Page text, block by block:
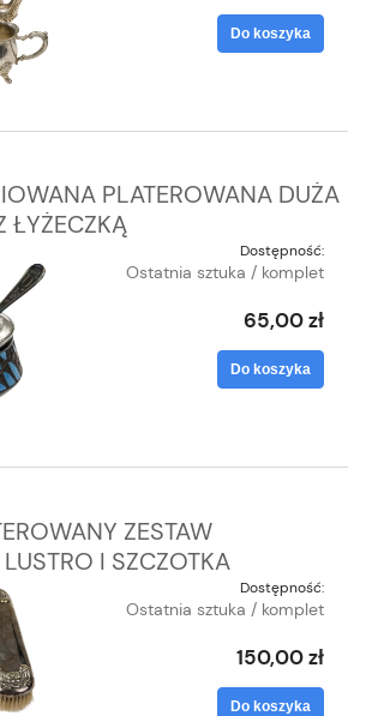
Do koszyka
PLATEROWANA DUŻA
ŁYŻECZKĄ
Dostępność:
Ostatnia sztuka / komplet
65,00 zł
Do koszyka
ZESTAW
I SZCZOTKA
Dostępność:
Ostatnia sztuka / komplet
150,00 zł
Do koszyka